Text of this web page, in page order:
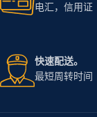
电汇，信用证
快速配送。
最短周转时间